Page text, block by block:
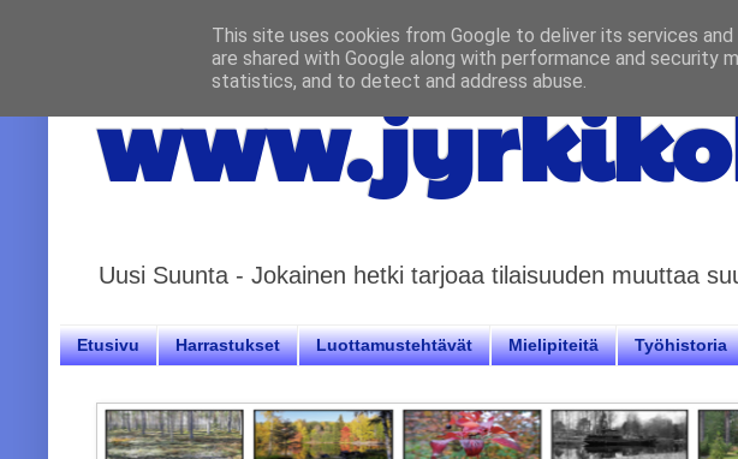
Uusi Suunta - Jokainen hetki tarjoaa tilaisuuden muuttaa
Etusivu Harrastukset Luottamustehtävät Mielipiteitä Työhistoria
This site uses cookies from Google to deliver its services
are shared with Google along with performance and security
statistics, and to detect and address abuse.